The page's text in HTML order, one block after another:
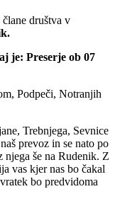
društva v
je: Preserje ob 07
Podpeči, Notranjih
Trebnjega, Sevnice
prevoz in se nato po
še na Rudenik. Z
vas kjer nas bo čakal
bo predvidoma